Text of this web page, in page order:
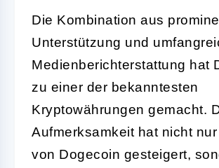
Die Kombination aus
Unterstützung und
Medienberichterstattung hat
zu einer der bekanntesten
Kryptowährungen gemacht.
Aufmerksamkeit hat nicht
von Dogecoin gesteigert,